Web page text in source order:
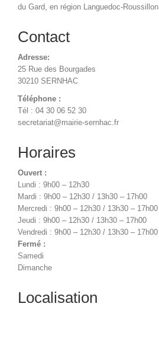
du Gard, en région Languedoc-Roussillon
Contact
Adresse:
25 Rue des Bourgades
30210 SERNHAC
Téléphone :
Tél : 04 30 06 52 30
secretariat@mairie-sernhac.fr
Horaires
Ouvert :
Lundi : 9h00 – 12h30
Mardi : 9h00 – 12h30 / 13h30 – 17h00
Mercredi : 9h00 – 12h30 / 13h30 – 17h00
Jeudi : 9h00 – 12h30 / 13h30 – 17h00
Vendredi : 9h00 – 12h30 / 13h30 – 17h00
Fermé :
Samedi
Dimanche
Localisation